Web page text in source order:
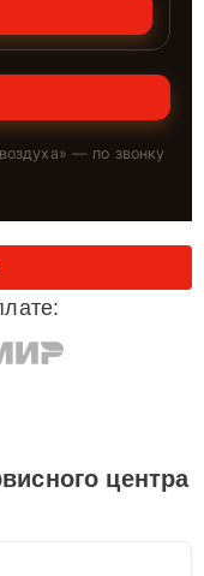
» — по звонку
центра